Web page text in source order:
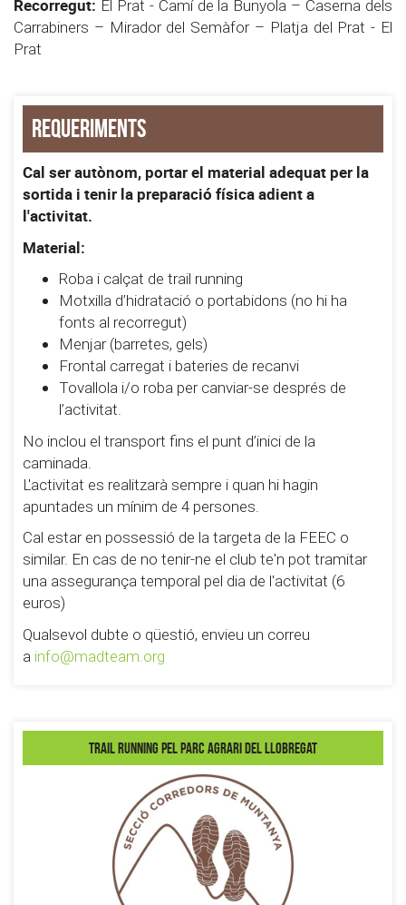
Recorregut: El Prat - Camí de la Bunyola – Caserna dels
Carrabiners – Mirador del Semàfor – Platja del Prat - El
Prat
Requeriments
Cal ser autònom, portar el material adequat per la
sortida i tenir la preparació física adient a
l'activitat.
Material:
Roba i calçat de trail running
Motxilla d’hidratació o portabidons (no hi ha
fonts al recorregut)
Menjar (barretes, gels)
Frontal carregat i bateries de recanvi
Tovallola i/o roba per canviar-se després de
l’activitat.
No inclou el transport fins el punt d’inici de la
caminada.
L'activitat es realitzarà sempre i quan hi hagin
apuntades un mínim de 4 persones.
Cal estar en possessió de la targeta de la FEEC o
similar. En cas de no tenir-ne el club te'n pot tramitar
una assegurança temporal pel dia de l'activitat (6
euros)
Qualsevol dubte o qüestió, envieu un correu
a info@madteam.org
Trail running pel Parc Agrari del Llobregat